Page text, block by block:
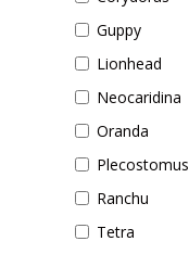
Guppy
Lionhead
Neocaridina
Oranda
Plecostomus
Ranchu
Tetra